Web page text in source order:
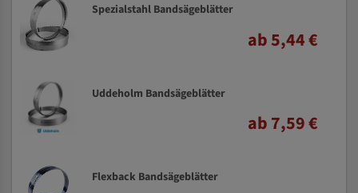
Spezialstahl Bandsägeblätter
ab 5,44 €
Uddeholm Bandsägeblätter
ab 7,59 €
Flexback Bandsägeblätter